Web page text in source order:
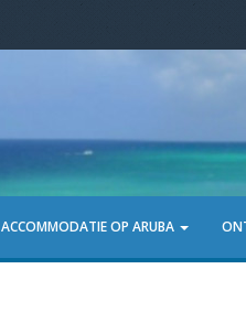
ACCOMMODATIE OP ARUBA